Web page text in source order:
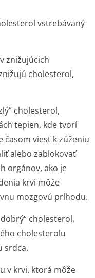
vstrebávaný
znižujúcich
cholesterol,
cholesterol,
tepien, kde tvorí
časom viesť k zúženiu
alebo zablokovať
orgánov, ako je
krvi môže
mozgovú príhodu.
cholesterol,
cholesterolu
srdca.
v krvi, ktorá môže